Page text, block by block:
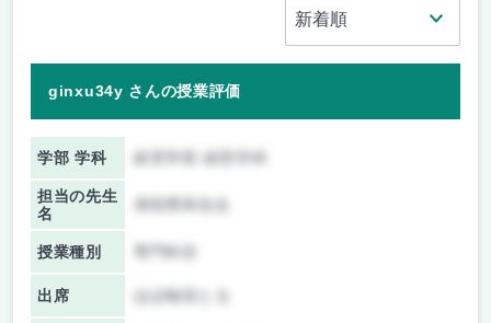
ginxu34y さんの授業評価
学部 学科
担当の先生
名
授業種別
出席 ほぼ毎回とる